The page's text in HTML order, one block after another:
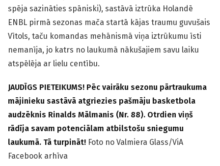
spēja sazināties spāniski), sastāvā iztrūka Holandē
ENBL pirmā sezonas mača startā kājas traumu guvušais
Vītols, taču komandas mehānismā viņa iztrūkumu īsti
nemanīja, jo katrs no laukumā nākušajiem savu laiku
atspēlēja ar lielu centību.
JAUDĪGS PIETEIKUMS! Pēc vairāku sezonu pārtraukuma
mājinieku sastāvā atgriezies pašmāju basketbola
audzēknis Rinalds Mālmanis (Nr. 88). Otrdien viņš
rādīja savam potenciālam atbilstošu sniegumu
laukumā. Tā turpināt! Foto no Valmiera Glass/ViA
Facebook arhīva